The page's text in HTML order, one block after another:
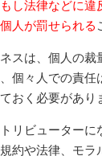
もし法律などに違
人が罰せられる
スは、個人の裁
個々人での責任
おく必要があり
リビューターに
約や法律、モラ